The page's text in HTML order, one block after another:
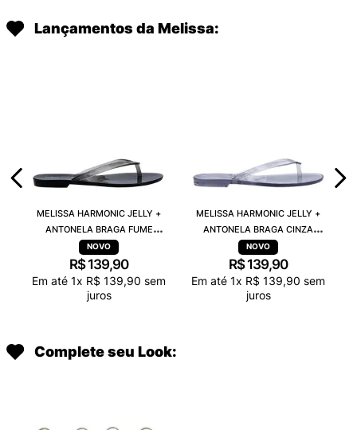
Lançamentos da Melissa:
MELISSA HARMONIC JELLY +
ANTONELA BRAGA FUME
TRANSPARENTE 38263
R$ 139,90
Em até 1x R$ 139,90 sem
juros
MELISSA HARMONIC JELLY +
ANTONELA BRAGA CINZA
TRANSPARENTE 38263
R$ 139,90
Em até 1x R$ 139,90 sem
juros
Complete seu Look: